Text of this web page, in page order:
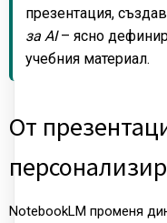
презентация,
за AI– ясно
учебния материал.
От
NotebookLM променя